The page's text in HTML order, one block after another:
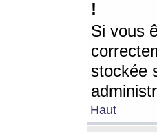
!
Si vous
stockée
Haut